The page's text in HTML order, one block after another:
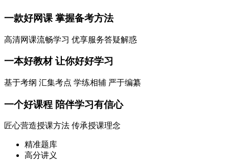
一款好网课 掌握备考方法
高清网课流畅学习 优享服务答疑解惑
一本好教材让你好好学习
基于考纲 汇集考点 学练相辅 严于编纂
一个好课程 陪伴学习有信心
匠心营造授课方法 传承授课理念
精准题库
高分讲义